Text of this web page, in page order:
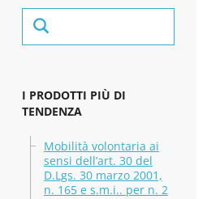
I PRODOTTI PIÙ DI
TENDENZA
Mobilità volontaria ai
sensi dell’art. 30 del
D.Lgs. 30 marzo 2001,
n. 165 e s.m.i.. per n. 2